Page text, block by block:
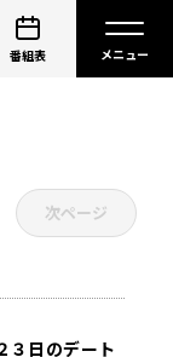
番組表
次ページ
３日のデート